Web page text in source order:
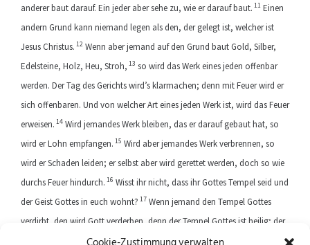
anderer baut darauf. Ein jeder aber sehe zu, wie er darauf baut. 11 Einen
andern Grund kann niemand legen als den, der gelegt ist, welcher ist
Jesus Christus. 12 Wenn aber jemand auf den Grund baut Gold, Silber,
Edelsteine, Holz, Heu, Stroh, 13 so wird das Werk eines jeden offenbar
werden. Der Tag des Gerichts wird’s klarmachen; denn mit Feuer wird er
sich offenbaren. Und von welcher Art eines jeden Werk ist, wird das Feuer
erweisen. 14 Wird jemandes Werk bleiben, das er darauf gebaut hat, so
wird er Lohn empfangen. 15 Wird aber jemandes Werk verbrennen, so
wird er Schaden leiden; er selbst aber wird gerettet werden, doch so wie
durchs Feuer hindurch. 16 Wisst ihr nicht, dass ihr Gottes Tempel seid und
der Geist Gottes in euch wohnt? 17 Wenn jemand den Tempel Gottes
verdirbt, den wird Gott verderben, denn der Tempel Gottes ist heilig; der